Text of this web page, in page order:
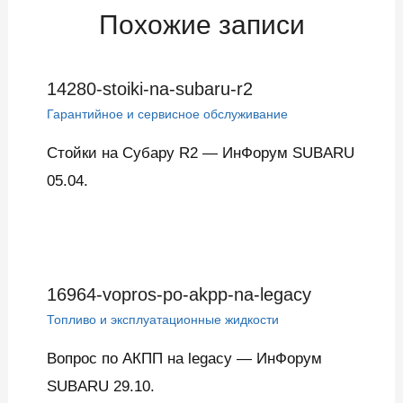
Похожие записи
14280-stoiki-na-subaru-r2
Гарантийное и сервисное обслуживание
Стойки на Субару R2 — ИнФорум SUBARU
05.04.
16964-vopros-po-akpp-na-legacy
Топливо и эксплуатационные жидкости
Вопрос по АКПП на legacy — ИнФорум
SUBARU 29.10.